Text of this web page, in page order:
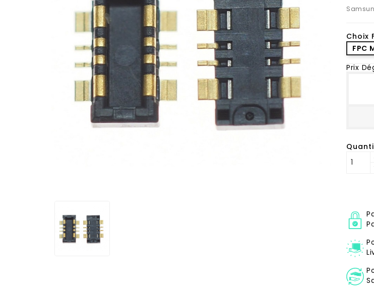
Choix
FPC
Prix